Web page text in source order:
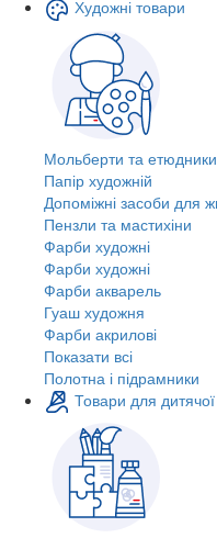
Художні товари
Мольберти та етюдники
Папір художній
Допоміжні засоби для
Пензли та мастихіни
Фарби художні
Фарби художні
Фарби акварель
Гуаш художня
Фарби акрилові
Показати всі
Полотна і підрамники
Товари для дитячої